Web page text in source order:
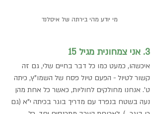
מי יודע מהי בירתה של איסלנד
3. אני צמחונית מגיל 15
איכשהו, כמעט כמו כל דבר בחיים שלי, גם זה
קשור לטיול - הפעם טיול פסח של השמו"ץ, כיתה
ט'. אנחנו מחולקים לחוליות, כאשר כל אחת מהן
נעה בשטח בנפרד עם מדריך בוגר בכיתה י"א (גם